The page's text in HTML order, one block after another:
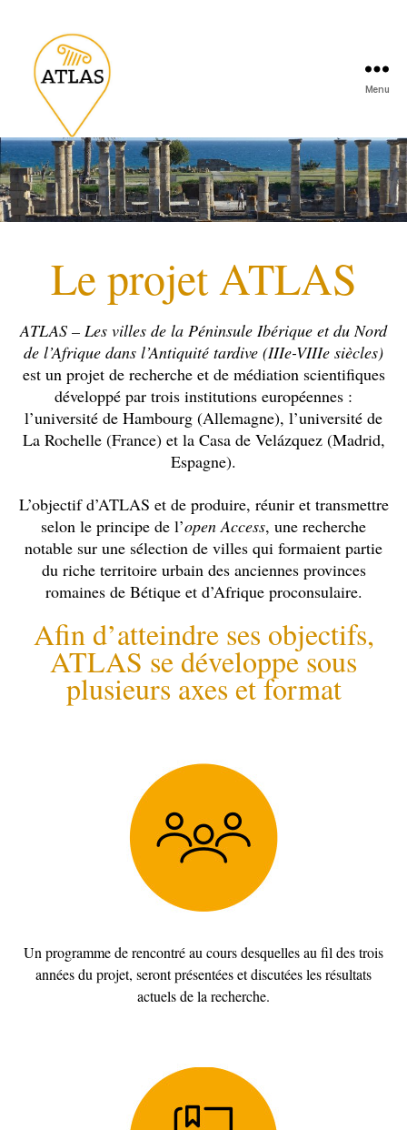
Menu
Le projet ATLAS
ATLAS – Les villes de la Péninsule Ibérique et du Nord
de l’Afrique dans l’Antiquité tardive (IIIe-VIIIe siècles)
est un projet de recherche et de médiation scientifiques
développé par trois institutions européennes :
l’université de Hambourg (Allemagne), l’université de
La Rochelle (France) et la Casa de Velázquez (Madrid,
Espagne).
L’objectif d’ATLAS et de produire, réunir et transmettre
selon le principe de l’open Access, une recherche
notable sur une sélection de villes qui formaient partie
du riche territoire urbain des anciennes provinces
romaines de Bétique et d’Afrique proconsulaire.
Afin d’atteindre ses objectifs,
ATLAS se développe sous
plusieurs axes et format
Un programme de rencontré au cours desquelles au fil des trois
années du projet, seront présentées et discutées les résultats
actuels de la recherche.